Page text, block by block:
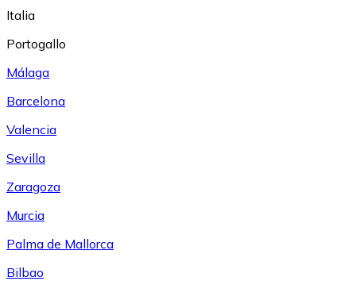
Italia
Portogallo
Málaga
Barcelona
Valencia
Sevilla
Zaragoza
Murcia
Palma de Mallorca
Bilbao